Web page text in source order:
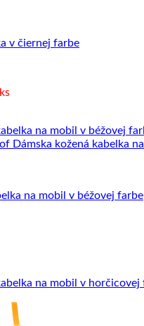
v čiernej farbe
na mobil v béžovej farbe